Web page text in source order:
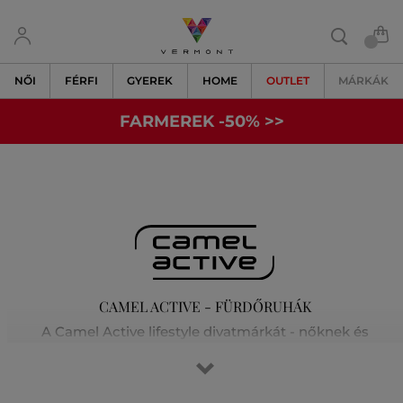
NŐI FÉRFI GYEREK HOME OUTLET MÁRKÁK
FARMEREK -50% >>
CAMEL ACTIVE - FÜRDŐRUHÁK
A Camel Active lifestyle divatmárkát - nőknek és
ihlette. Kollekcióiban mindig kiváló minőségű anyagokat